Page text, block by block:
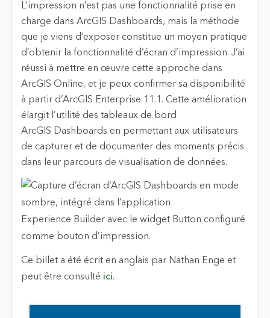
L’impression n’est pas une fonctionnalité prise en
charge dans ArcGIS Dashboards, mais la méthode
que je viens d’exposer constitue un moyen pratique
d’obtenir la fonctionnalité d’écran d’impression. J’ai
réussi à mettre en œuvre cette approche dans
ArcGIS Online, et je peux confirmer sa disponibilité
à partir d’ArcGIS Enterprise 11.1. Cette amélioration
élargit l’utilité des tableaux de bord
ArcGIS Dashboards en permettant aux utilisateurs
de capturer et de documenter des moments précis
dans leur parcours de visualisation de données.
Ce billet a été écrit en anglais par Nathan Enge et
peut être consulté ici.